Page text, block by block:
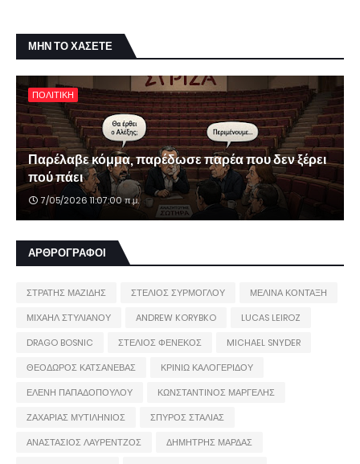
ΜΗΝ ΤΟ ΧΑΣΕΤΕ
ΠΟΛΙΤΙΚΗ
Παρέλαβε κόμμα, παρέδωσε παρέα που δεν ξέρει
πού πάει
7/05/2026 11:07:00 π.μ.
ΑΡΘΡΟΓΡΑΦΟΙ
ΣΤΡΑΤΗΣ ΜΑΖΙΔΗΣ ΣΤΕΛΙΟΣ ΣΥΡΜΟΓΛΟΥ
ΜΕΛΙΝΑ ΚΟΝΤΑΞΗ
ΜΙΧΑΗΛ ΣΤΥΛΙΑΝΟΥ
ANDREW KORYBKO
LUCAS LEIROZ
DRAGO BOSNIC
ΣΤΕΛΙΟΣ ΦΕΝΕΚΟΣ
MICHAEL SNYDER
ΘΕΟΔΩΡΟΣ ΚΑΤΣΑΝΕΒΑΣ
ΚΡΙΝΙΩ ΚΑΛΟΓΕΡΙΔΟΥ
ΕΛΕΝΗ ΠΑΠΑΔΟΠΟΥΛΟΥ
ΚΩΝΣΤΑΝΤΙΝΟΣ ΜΑΡΓΕΛΗΣ
ΖΑΧΑΡΙΑΣ ΜΥΤΙΛΗΝΙΟΣ
ΣΠΥΡΟΣ ΣΤΑΛΙΑΣ
ΑΝΑΣΤΑΣΙΟΣ ΛΑΥΡΕΝΤΖΟΣ
ΔΗΜΗΤΡΗΣ ΜΑΡΔΑΣ